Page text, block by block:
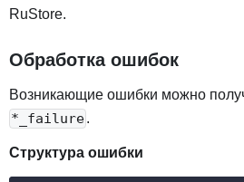
RuStore.
Обработка ошибок
Возникающие ошибки можно
*_failure.
Структура ошибки